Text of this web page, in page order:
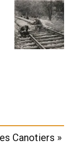
Canotiers »